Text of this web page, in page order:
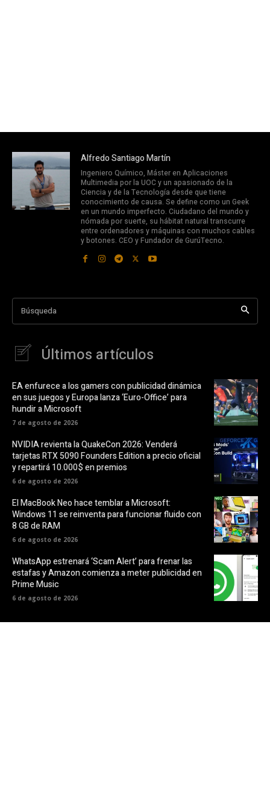
Alfredo Santiago Martín
Ingeniero Químico, Máster en Aplicaciones
Multimedia por la UOC y un apasionado de la
Ciencia y de la Tecnología desde que tiene
conocimiento de causa. Se define como un Geek
en un mundo imperfecto. Ciudadano del mundo y
nómada por suerte, su hábitat natural transcurre
entre ordenadores y máquinas con muchos cables
y botones. CEO y Fundador de GurúTecno.
Búsqueda
Últimos artículos
EA enfurece a los gamers con publicidad dinámica
en sus juegos y Europa lanza ‘Euro-Office’ para
hundir a Microsoft
7 de agosto de 2026
NVIDIA revienta la QuakeCon 2026: Venderá
tarjetas RTX 5090 Founders Edition a precio oficial
y repartirá 10.000$ en premios
6 de agosto de 2026
El MacBook Neo hace temblar a Microsoft:
Windows 11 se reinventa para funcionar fluido con
8 GB de RAM
6 de agosto de 2026
WhatsApp estrenará ‘Scam Alert’ para frenar las
estafas y Amazon comienza a meter publicidad en
Prime Music
6 de agosto de 2026